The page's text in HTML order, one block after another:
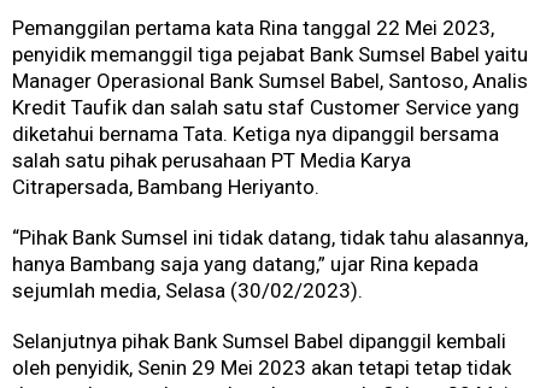
Pemanggilan pertama kata Rina tanggal 22 Mei 2023,
penyidik memanggil tiga pejabat Bank Sumsel Babel yaitu
Manager Operasional Bank Sumsel Babel, Santoso, Analis
Kredit Taufik dan salah satu staf Customer Service yang
diketahui bernama Tata. Ketiga nya dipanggil bersama
salah satu pihak perusahaan PT Media Karya
Citrapersada, Bambang Heriyanto.
“Pihak Bank Sumsel ini tidak datang, tidak tahu alasannya,
hanya Bambang saja yang datang,” ujar Rina kepada
sejumlah media, Selasa (30/02/2023).
Selanjutnya pihak Bank Sumsel Babel dipanggil kembali
oleh penyidik, Senin 29 Mei 2023 akan tetapi tetap tidak